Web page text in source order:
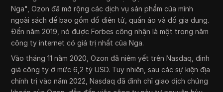
Nga", Ozon đã mở rộng các dịch vụ sản phẩm của mình
ngoài sách để bao gồm đồ điện tử, quần áo và đồ gia dụng.
Đến năm 2019, nó được Forbes công nhận là một trong năm
công ty internet có giá trị nhất của Nga.
Vào tháng 11 năm 2020, Ozon đã niêm yết trên Nasdaq, định
giá công ty ở mức 6,2 tỷ USD. Tuy nhiên, sau các sự kiện địa
chính trị vào năm 2022, Nasdaq đã đình chỉ giao dịch chứng